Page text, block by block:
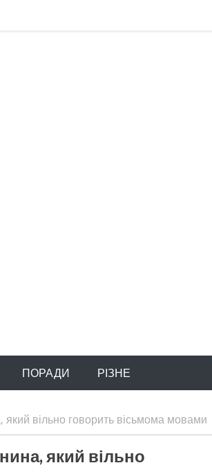
ПОРАДИ РІЗНЕ
який вільно говорить вісьмома мовами
який вільно